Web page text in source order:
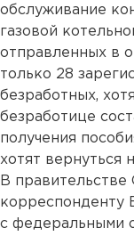
обслуживание
газовой
отправленных в
только 28
безработных,
безработице
получения
хотят вернуться
В правительстве
корреспонденту
с федеральными